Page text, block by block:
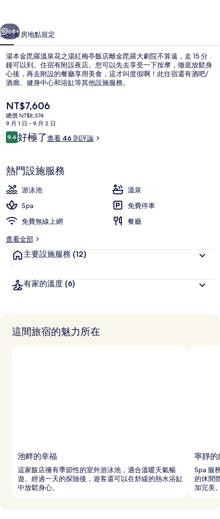
花
之
湯
紅
亭
飯
店
相
片
集
個 下一個
68+
簡介客房地點規定
湯本金毘羅溫泉花之湯紅梅亭飯店離金毘羅大劇院不算遠，走 15 分
鐘可以到。住宿有附設夜店。您可以先去享受一下按摩，徹底放鬆身
心後，再去附設的餐廳享用美食，這才叫度假啊！此住宿還有酒吧/
酒廊、健身中心和浴缸等其他設施服務。
目
前
的
價
格
NT$7,606
總價 NT$8,374
9 月 1 日 - 9 月 2 日
評
論
9.49.4 分，滿分 10 分，
好極了查看 46 則評論
熱門設施服務
游泳池
溫泉
Spa
免費停車
免費無線上網
餐廳
查看全部
主要設施服務 (12)
有家的溫度 (6)
這間旅宿的魅力所在
池畔的幸福
這家飯店擁有季節性的室外游泳池，適合溫暖天氣暢
遊。經過一天的探險後，遊客還可以在舒緩的熱水浴缸
中放鬆身心。
寧靜的
Spa 服
的休閒
加完美